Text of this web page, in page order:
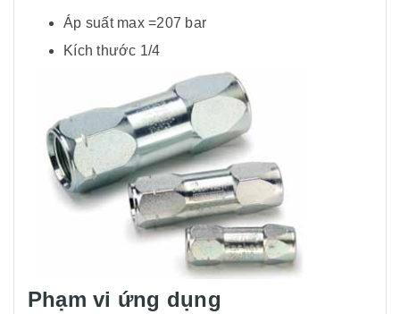
Áp suất max =207 bar
Kích thước 1/4
Phạm vi ứng dụng